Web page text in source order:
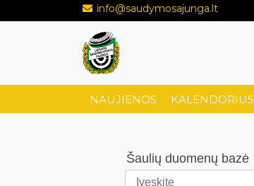
info@saudymosajunga.lt
NAUJIENOS KALENDORIUS
Šaulių duomenų bazė